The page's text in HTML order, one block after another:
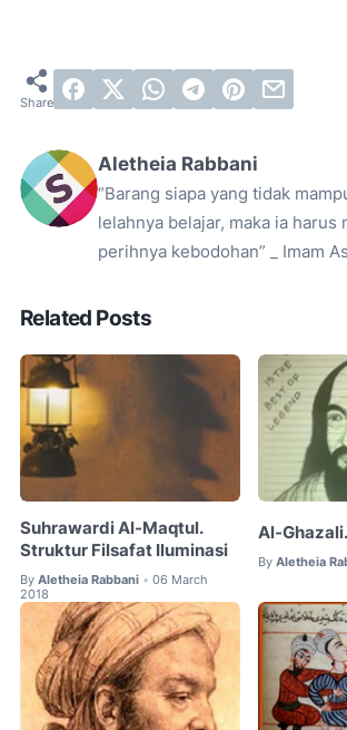
Aletheia Rabbani
“Barang siapa yang tidak
lelahnya belajar, maka ia harus
perihnya kebodohan” _ Imam
Related Posts
Suhrawardi Al-Maqtul.
Struktur Filsafat Iluminasi
By Aletheia Rabbani • 06 March
2018
Al-
By Aletheia